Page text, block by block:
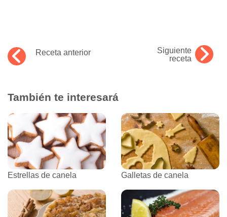
Receta anterior
Siguiente
receta
También te interesará
Estrellas de canela Galletas de canela